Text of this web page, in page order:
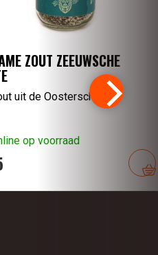
ZOUT ZEEUWSCHE
uit de Oosterschelde
op voorraad